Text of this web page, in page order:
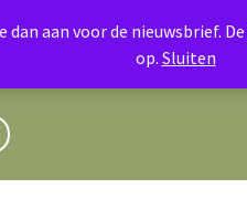
aan voor de
op. Sluiten